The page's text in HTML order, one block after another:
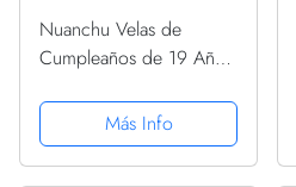
Nuanchu Velas de
Cumpleaños de 19 Años
de Tarta de Cumpleaños
Adornos Toppers para
Boda Aniversario
Más Info